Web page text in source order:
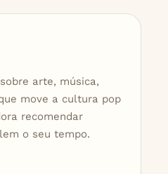
arte, música,
move a cultura pop
recomendar
o seu tempo.